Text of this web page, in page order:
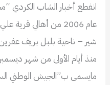
انفطع أخبار الشاب الكردي
عام 2006 من أهالي
شير – ناحية بلبل بريف
منذ أيام الأولى من شهر
مايسمى ب”الجيش الوطني